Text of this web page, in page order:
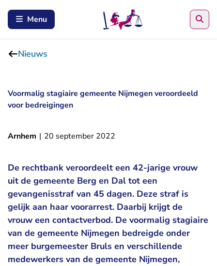
Menu
Nieuws
Voormalig stagiaire gemeente Nijmegen veroordeeld
voor bedreigingen
Arnhem | 20 september 2022
De rechtbank veroordeelt een 42-jarige vrouw
uit de gemeente Berg en Dal tot een
gevangenisstraf van 45 dagen. Deze straf is
gelijk aan haar voorarrest. Daarbij krijgt de
vrouw een contactverbod. De voormalig stagiaire
van de gemeente Nijmegen bedreigde onder
meer burgemeester Bruls en verschillende
medewerkers van de gemeente Nijmegen,